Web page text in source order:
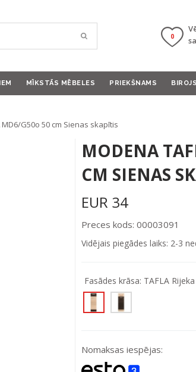
0
MĪKSTĀS MĒBELES PRIEKŠNAMS BIROJS
MD6/G50o 50 cm Sienas skapītis
MODENA
CM SIENAS
EUR 34
Preces kods: 00003091
Vidējais piegādes laiks: 2-3
Fasādes krāsa: TAFLA
Nomaksas iespējas: